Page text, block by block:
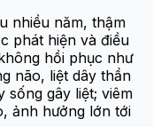
nhiều năm, thậm
phát hiện và điều
hồi phục như
não, liệt dây thần
sống gây liệt; viêm
ảnh hưởng lớn tới